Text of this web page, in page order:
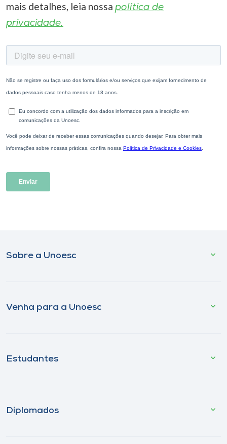
mais detalhes, leia nossa política de
privacidade.
Sobre a Unoesc
Venha para a Unoesc
Estudantes
Diplomados